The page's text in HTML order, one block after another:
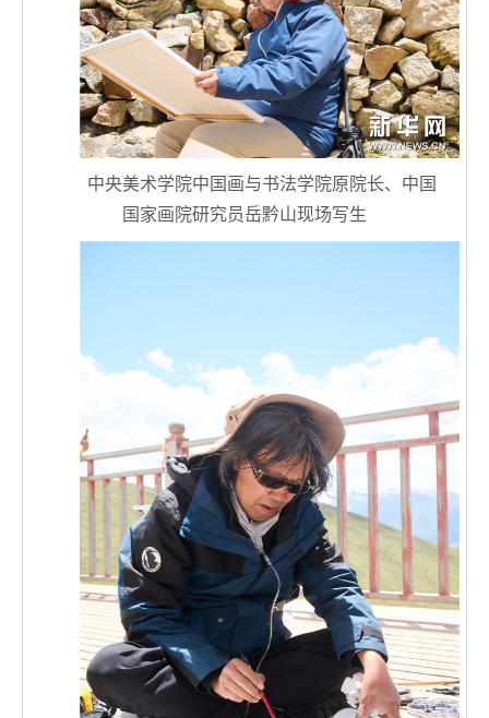
中央美术学院中国画与书法学院原院长、中国
国家画院研究员岳黔山现场写生